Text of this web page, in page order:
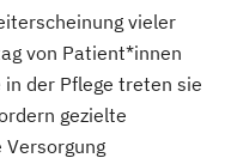
vieler
von Patient*innen
der Pflege treten sie
gezielte